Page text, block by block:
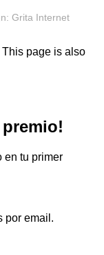
Grita Internet
page is also
premio!
en tu primer
por email.